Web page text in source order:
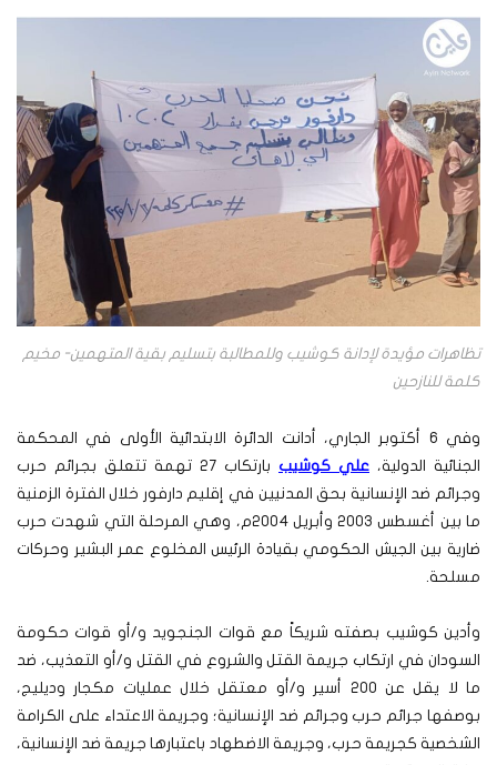
تظاهرات مؤيدة لإدانة كوشيب وللمطالبة بتسليم بقية المتهمين- مخيم
كلمة للنازحين
وفي 6 أكتوبر الجاري، أدانت الدائرة الابتدائية الأولى في المحكمة
الجنائية الدولية، علي كوشيب
بارتكاب 27 تهمة تتعلق بجرائم حرب
وجرائم ضد الإنسانية بحق المدنيين في إقليم دارفور خلال الفترة الزمنية
ما بين أغسطس 2003 وأبريل 2004م، وهي المرحلة التي شهدت حرب
ضارية بين الجيش الحكومي بقيادة الرئيس المخلوع عمر البشير وحركات
مسلحة.
وأدين كوشيب بصفته شريكاً مع قوات الجنجويد و/أو قوات حكومة
السودان في ارتكاب جريمة القتل والشروع في القتل و/أو التعذيب، ضد
ما لا يقل عن 200 أسير و/أو معتقل خلال عمليات مكجار وديليج،
بوصفها جرائم حرب وجرائم ضد الإنسانية؛ وجريمة الاعتداء على الكرامة
الشخصية كجريمة حرب، وجريمة الاضطهاد باعتبارها جريمة ضد الإنسانية،